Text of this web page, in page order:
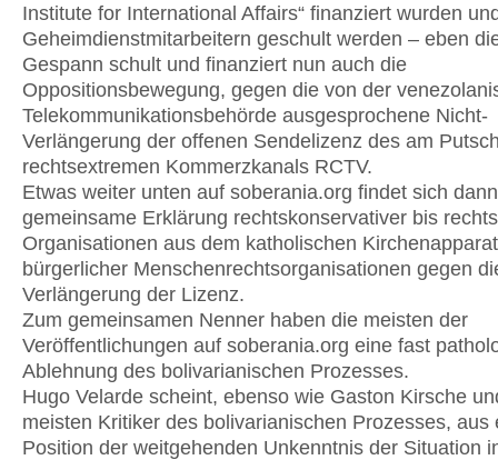
Institute for International Affairs“ finanziert wurden
Geheimdienstmitarbeitern geschult werden – eben
Gespann schult und finanziert nun auch die
Oppositionsbewegung, gegen die von der
Telekommunikationsbehörde ausgesprochene Nicht-
Verlängerung der offenen Sendelizenz des am
rechtsextremen Kommerzkanals RCTV.
Etwas weiter unten auf soberania.org findet sich
gemeinsame Erklärung rechtskonservativer bis
Organisationen aus dem katholischen
bürgerlicher Menschenrechtsorganisationen gegen
Verlängerung der Lizenz.
Zum gemeinsamen Nenner haben die meisten der
Veröffentlichungen auf soberania.org eine fast
Ablehnung des bolivarianischen Prozesses.
Hugo Velarde scheint, ebenso wie Gaston Kirsche
meisten Kritiker des bolivarianischen Prozesses, aus
Position der weitgehenden Unkenntnis der Situation